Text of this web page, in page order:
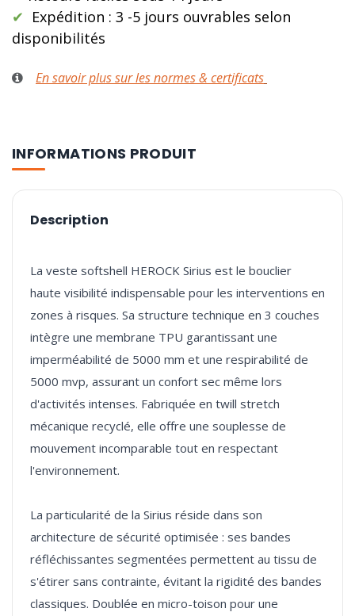
✔ Expédition : 3 -5 jours ouvrables selon
disponibilités
En savoir plus sur les normes & certificats
INFORMATIONS PRODUIT
Description
La veste softshell HEROCK Sirius est le bouclier
haute visibilité indispensable pour les interventions en
zones à risques. Sa structure technique en 3 couches
intègre une membrane TPU garantissant une
imperméabilité de 5000 mm et une respirabilité de
5000 mvp, assurant un confort sec même lors
d'activités intenses. Fabriquée en twill stretch
mécanique recyclé, elle offre une souplesse de
mouvement incomparable tout en respectant
l'environnement.
La particularité de la Sirius réside dans son
architecture de sécurité optimisée : ses bandes
réfléchissantes segmentées permettent au tissu de
s'étirer sans contrainte, évitant la rigidité des bandes
classiques. Doublée en micro-toison pour une